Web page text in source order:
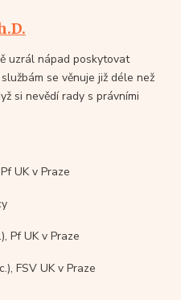
uzrál nápad poskytovat
se věnuje již déle než
si nevědí rady s právními
UK v Praze
Pf UK v Praze
FSV UK v Praze